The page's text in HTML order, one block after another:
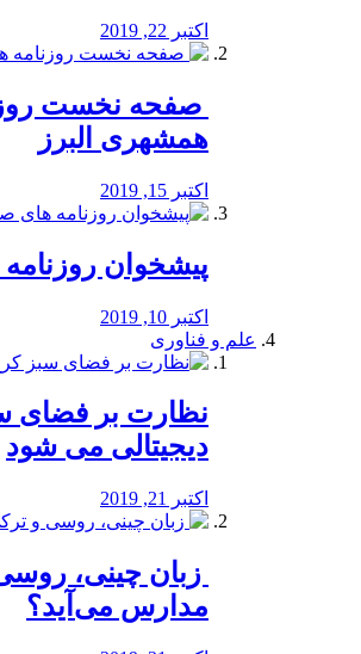
اکتبر 22, 2019
صفحه نخست
همشهری البرز
اکتبر 15, 2019
پیشخوان
اکتبر 10, 2019
علم و فناوری
نظارت بر فضای
دیجیتالی می شود
اکتبر 21, 2019
زبان چینی،
مدارس می‌آید؟